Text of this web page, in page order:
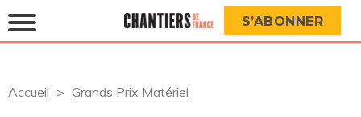
S’ABONNER
Accueil Grands Prix Matériel